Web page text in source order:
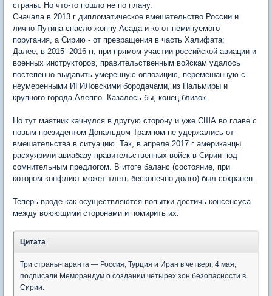
страны. Но что-то пошло не по плану.
Сначала в 2013 г дипломатическое вмешательство России и
лично Путина спасло жоппу Асада и ко от неминуемого
поругания, а Сирию - от превращения в часть Халифата;
Далее, в 2015--2016 гг, при прямом участии российской авиации и
военных инструкторов, правительственным войскам удалось
постепенно выдавить умеренную оппозицию, перемешанную с
неумеренными ИГИЛовскими бородачами, из Пальмиры и
крупного города Алеппо. Казалось бы, конец близок.
Но тут маятник качнулся в другую сторону и уже США во главе с
новым президентом Дональдом Трампом не удержались от
вмешательства в ситуацию. Так, в апреле 2017 г американцы
расхуярили авиабазу правительственных войск в Сирии под
сомнительным предлогом. В итоге баланс (состояние, при
котором конфликт может тлеть бесконечно долго) был сохранен.
Теперь вроде как осуществляются попытки достичь консенсуса
между воюющими сторонами и помирить их:
Цитата
Три страны-гаранта — Россия, Турция и Иран в четверг, 4 мая,
подписали Меморандум о создании четырех зон безопасности в
Сирии.